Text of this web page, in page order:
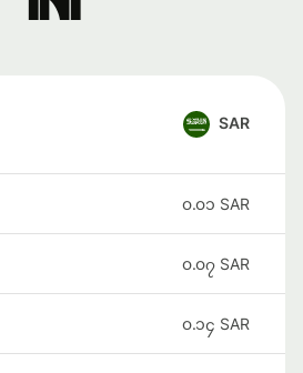
SAR
၀.၀၁ SAR
၀.၀၇ SAR
၀.၁၄ SAR